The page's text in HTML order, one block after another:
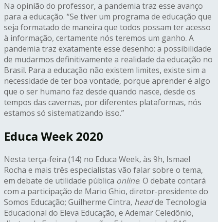
Na opinião do professor, a pandemia traz esse avanço
para a educação. “Se tiver um programa de educação que
seja formatado de maneira que todos possam teracesso
à informação, certamente nós teremos um ganho. A
pandemia traz exatamente esse desenho: a possibilidade
de mudarmos definitivamente a realidade da educação no
Brasil. Para a educação não existem limites, existe sim a
necessidade de ter boa vontade, porque aprender é algo
que o ser humano faz desde quando nasce, desde os
tempos das cavernas, por diferentes plataformas, nós
estamos só sistematizando isso.”
Educa Week 2020
Nesta terça-feira (14) no Educa Week, às 9h, Ismael
Rocha e mais três especialistas vão falar sobre o tema,
em debate de utilidade pública online. O debate contará
com a participação de Mario Ghio, diretor-presidente do
Somos Educação; Guilherme Cintra, headde Tecnologia
Educacional do Eleva Educação, e Ademar Celedônio,